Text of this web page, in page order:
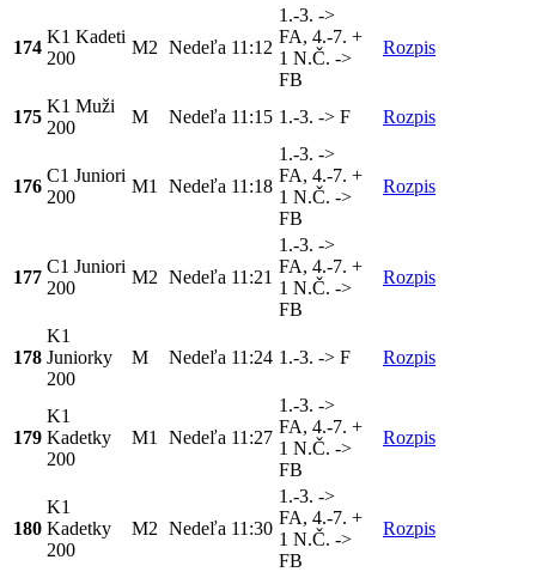
174
K1 Kadeti
200
M2 Nedeľa 11:12
1.-3. ->
FA, 4.-7. +
1 N.Č. ->
FB
Rozpis
175
K1 Muži
200
M Nedeľa 11:15 1.-3. -> F Rozpis
176
C1 Juniori
200
M1 Nedeľa 11:18
1.-3. ->
FA, 4.-7. +
1 N.Č. ->
FB
Rozpis
177
C1 Juniori
200
M2 Nedeľa 11:21
1.-3. ->
FA, 4.-7. +
1 N.Č. ->
FB
Rozpis
178
K1
Juniorky
200
M Nedeľa 11:24 1.-3. -> F Rozpis
179
K1
Kadetky
200
M1 Nedeľa 11:27
1.-3. ->
FA, 4.-7. +
1 N.Č. ->
FB
Rozpis
180
K1
Kadetky
200
M2 Nedeľa 11:30
1.-3. ->
FA, 4.-7. +
1 N.Č. ->
FB
Rozpis